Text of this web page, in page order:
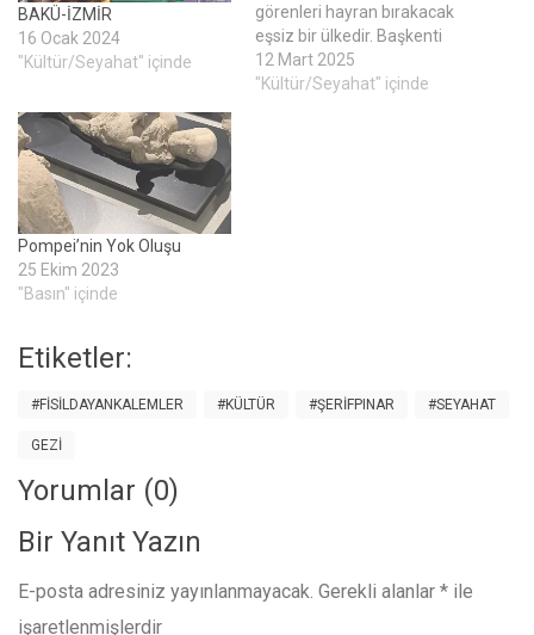
BAKÜ-İZMİR
16 Ocak 2024
"Kültür/Seyahat" içinde
görenleri hayran bırakacak
eşsiz bir ülkedir. Başkenti
Saraybosna’dır ve aynı
zamanda ülkenin en büyük
12 Mart 2025
"Kültür/Seyahat" içinde
Pompei’nin Yok Oluşu
25 Ekim 2023
"Basın" içinde
Etiketler:
#FISILDAYANKALEMLER #KÜLTÜR #ŞERIFPINAR #SEYAHAT
GEZI
Yorumlar (0)
Bir Yanıt Yazın
E-posta adresiniz yayınlanmayacak. Gerekli alanlar * ile
işaretlenmişlerdir